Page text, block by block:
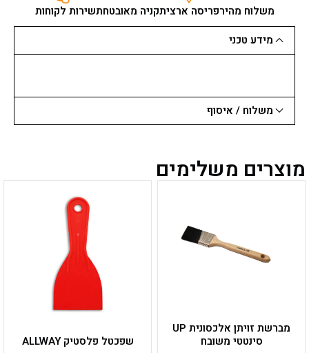
משלוח מהירפריסה ארציתקניה מאובטחתשירות לקוחות
מידע טכני
משלוח / איסוף
מוצרים משלימים
מברשת זויתן אלכסונית UP
סינטטי משובח
מספר
סוגים.
המוצר
שפכטל פלסטיק ALLWAY
זה
יש
מספר
סוגים.
ניתן
לבחור
האפשרויות